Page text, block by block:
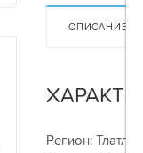
ОПИСАНИЕ
Регион: